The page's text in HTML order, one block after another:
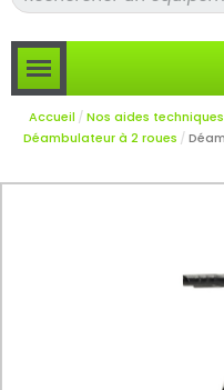
Accueil Nos aides
Déambulateur à 2 roues